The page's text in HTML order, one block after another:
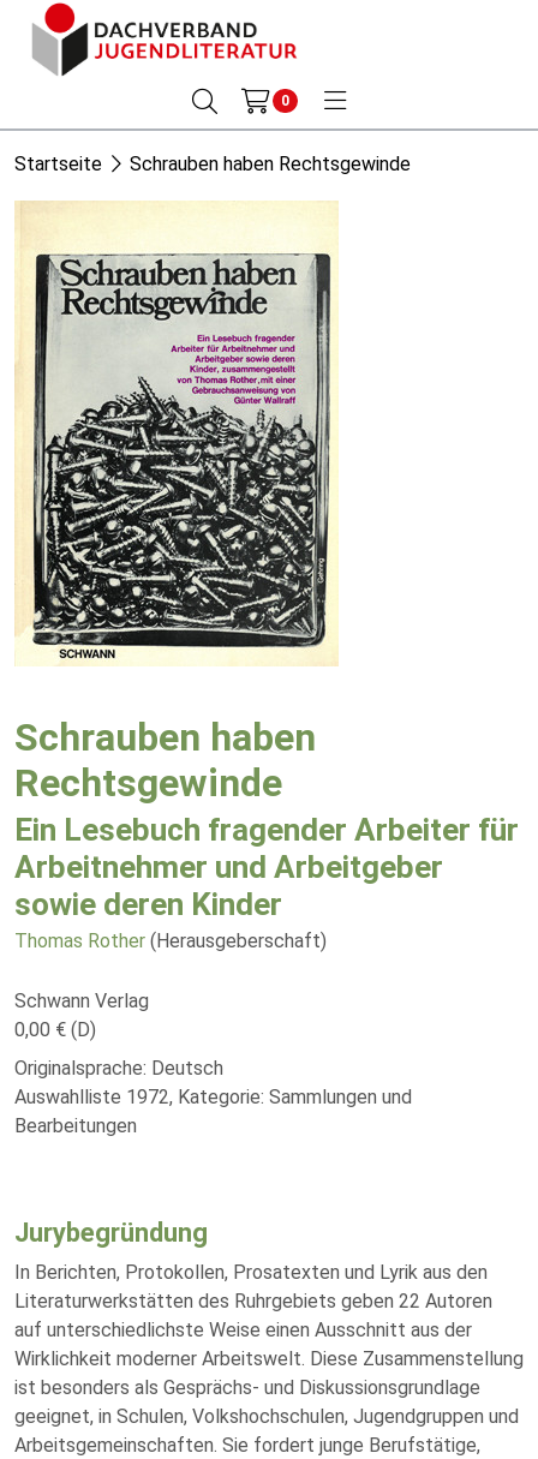
0
Startseite Schrauben haben Rechtsgewinde
Schrauben haben
Rechtsgewinde
Ein Lesebuch fragender Arbeiter für
Arbeitnehmer und Arbeitgeber
sowie deren Kinder
Thomas Rother (Herausgeberschaft)
Schwann Verlag
0,00 € (D)
Originalsprache: Deutsch
Auswahlliste 1972, Kategorie: Sammlungen und
Bearbeitungen
Jurybegründung
In Berichten, Protokollen, Prosatexten und Lyrik aus den
Literaturwerkstätten des Ruhrgebiets geben 22 Autoren
auf unterschiedlichste Weise einen Ausschnitt aus der
Wirklichkeit moderner Arbeitswelt. Diese Zusammenstellung
ist besonders als Gesprächs- und Diskussionsgrundlage
geeignet, in Schulen, Volkshochschulen, Jugendgruppen und
Arbeitsgemeinschaften. Sie fordert junge Berufstätige,